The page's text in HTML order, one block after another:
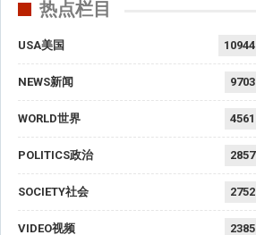
热点栏目
USA美国 10944
NEWS新闻 9703
WORLD世界 4561
POLITICS政治 2857
SOCIETY社会 2752
VIDEO视频 2385